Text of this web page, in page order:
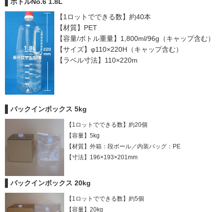
【1ロットでできる数】約40本
【材質】PET
【容量/ボトル重量】1,800ml/96g（キャップ含む）
【サイズ】φ110×220H（キャップ含む）
【ラベル寸法】110×220m
バックインボックス 5kg
【1ロットでできる数】約20個
【容量】5kg
【材質】外箱：段ボール／内装バッグ：PE
【寸法】196×193×201mm
バックインボックス 20kg
【1ロットでできる数】約5個
【容量】20kg